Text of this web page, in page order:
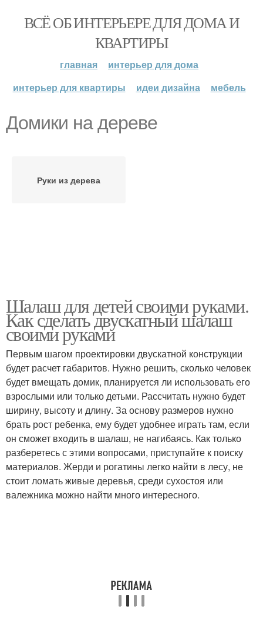
ВСЁ ОБ ИНТЕРЬЕРЕ ДЛЯ ДОМА И
КВАРТИРЫ
главная
интерьер для дома
интерьер для квартиры
идеи дизайна мебель
Домики на дереве
Руки из дерева
Шалаш для детей своими руками.
Как сделать двускатный шалаш
своими руками
Первым шагом проектировки двускатной конструкции
будет расчет габаритов. Нужно решить, сколько человек
будет вмещать домик, планируется ли использовать его
взрослыми или только детьми. Рассчитать нужно будет
ширину, высоту и длину. За основу размеров нужно
брать рост ребенка, ему будет удобнее играть там, если
он сможет входить в шалаш, не нагибаясь. Как только
разберетесь с этими вопросами, приступайте к поиску
материалов. Жерди и рогатины легко найти в лесу, не
стоит ломать живые деревья, среди сухостоя или
валежника можно найти много интересного.